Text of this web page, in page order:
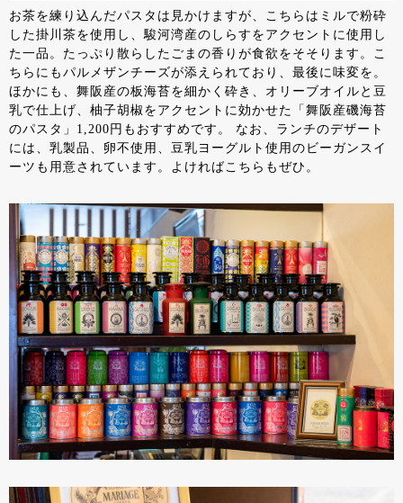
お茶を練り込んだパスタは見かけますが、こちらはミルで粉砕
した掛川茶を使用し、駿河湾産のしらすをアクセントに使用し
た一品。たっぷり散らしたごまの香りが食欲をそそります。こ
ちらにもパルメザンチーズが添えられており、最後に味変を。
ほかにも、舞阪産の板海苔を細かく砕き、オリーブオイルと豆
乳で仕上げ、柚子胡椒をアクセントに効かせた「舞阪産磯海苔
のパスタ」1,200円もおすすめです。 なお、ランチのデザート
には、乳製品、卵不使用、豆乳ヨーグルト使用のビーガンスイ
ーツも用意されています。よければこちらもぜひ。